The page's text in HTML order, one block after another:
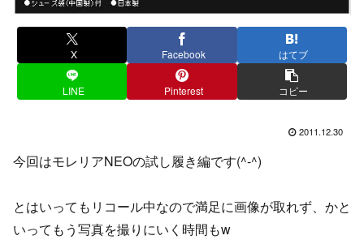
X Facebook はてブ
LINE Pinterest コピー
2011.12.30
今回はモレリアNEOの試し履き編です(^-^)
とはいってもリコール中なので満足に画像が取れず、かと
いってもう写真を撮りにいく時間もw